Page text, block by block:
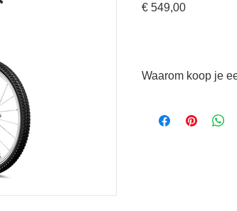
€ 549,00Prijs
Waarom koop je
online?